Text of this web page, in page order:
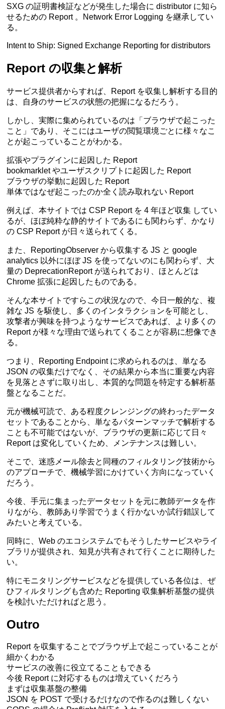
SXG の証明書検証などが発生した場合に distributor に知ら
せるための Report 。Network Error Logging を継承してい
る。
Intent to Ship: Signed Exchange Reporting for distributors
Report の収集と解析
サービス提供者からすれば、Report を収集し解析する目的
は、自身のサービスの状態の把握になるだろう。
しかし、実際に集められているのは「ブラウザで起こった
こと」であり、そこにはユーザの閲覧環境ごとに様々なこ
とが起こっていることがわかる。
拡張やプラグインに起因した Report
bookmarklet やユーザスクリプトに起因した Report
ブラウザの挙動に起因した Report
単体ではなぜ起こったのか全く読み取れない Report
例えば、本サイトではCSP Report を 4 年ほど収集 してい
るが、ほぼ純粋な静的サイトであるにも関わらず、かなり
の CSP Report が日々送られてくる。
また、ReportingObserver から収集する JS と google
analytics 以外にほぼ JS を使ってないのにも関わらず、大
量の DeprecationReport が送られており、ほとんどは
Chrome 拡張に起因したものである。
そんな本サイトですらこの状況なので、今日一般的な、複
雑な JS を駆使し、多くのインタラクションを可能とし、
攻撃者が興味を持つようなサービスであれば、より多くの
Report が様々な理由で送られてくることが容易に想像でき
る。
つまり、Reporting Endpoint に求められるのは、単なる
JSON の収集だけでなく、その結果から本当に重要な内容
を見落とさずに取り出し、本質的な問題を特定する解析基
盤となることだ。
元が機械可読で、ある程度クレンジングの終わったデータ
セットであることから、単なるパターンマッチで解析する
ことも不可能ではないが、ブラウザの更新に応じて日々
Report は変化していくため、メンテナンスは難しい。
そこで、迷惑メール除去と同種のフィルタリング技術から
のアプローチで、機械学習にかけていく方向になっていく
だろう。
今後、手元に集まったデータセットを元に教師データを作
りながら、教師あり学習でうまく行かないか試行錯誤して
みたいと考えている。
同時に、Web のエコシステムでもそうしたサービスやライ
ブラリが提供され、知見が共有されて行くことに期待した
い。
特にモニタリングサービスなどを提供している各位は、ぜ
ひフィルタリングも含めた Reporting 収集解析基盤の提供
を検討いただければと思う。
Outro
Report を収集することでブラウザ上で起こっていることが
細かくわかる
サービスの改善に役立てることもできる
今後 Report に対応するものは増えていくだろう
まずは収集基盤の整備
JSON を POST で受けるだけなので作るのは難しくない